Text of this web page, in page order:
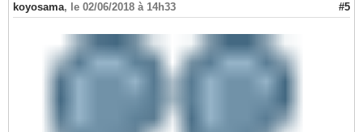
koyosama, le 02/06/2018 à 14h33 #5